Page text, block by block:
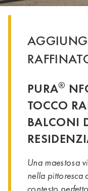
PURA®
TOCCO
BALCONI
Una maestosa
nella pittoresca